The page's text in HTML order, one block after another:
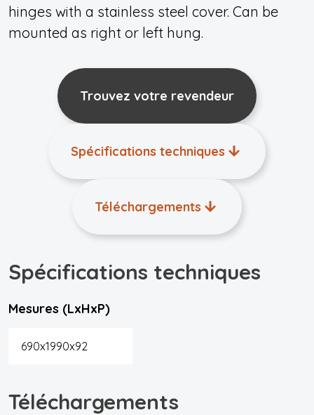
hinges with a stainless steel cover. Can be
mounted as right or left hung.
Trouvez votre revendeur
Spécifications techniques
Téléchargements
Spécifications techniques
Mesures (LxHxP)
690x1990x92
Téléchargements